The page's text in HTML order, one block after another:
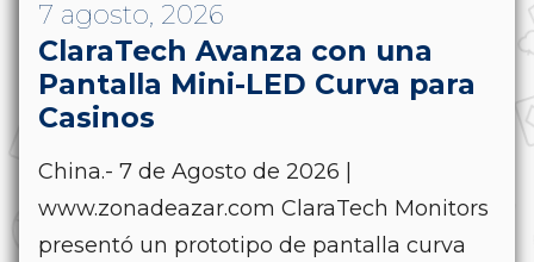
7 agosto, 2026
ClaraTech Avanza con una
Pantalla Mini-LED Curva para
Casinos
China.- 7 de Agosto de 2026 |
www.zonadeazar.com ClaraTech Monitors
presentó un prototipo de pantalla curva